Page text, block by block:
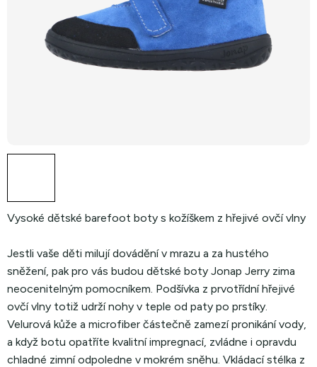
Vysoké dětské barefoot boty s kožíškem z hřejivé ovčí vlny
Jestli vaše děti milují dovádění v mrazu a za hustého
sněžení, pak pro vás budou dětské boty Jonap Jerry zima
neocenitelným pomocníkem. Podšívka z prvotřídní hřejivé
ovčí vlny totiž udrží nohy v teple od paty po prstíky.
Velurová kůže a microfiber částečně zamezí pronikání vody,
a když botu opatříte kvalitní impregnací, zvládne i opravdu
chladné zimní odpoledne v mokrém sněhu. Vkládací stélka z